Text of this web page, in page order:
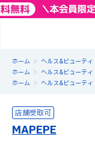
ホーム > ヘルス&ビューティ
ホーム > ヘルス&ビューティ
ホーム > ヘルス&ビューティ
MAPEPE